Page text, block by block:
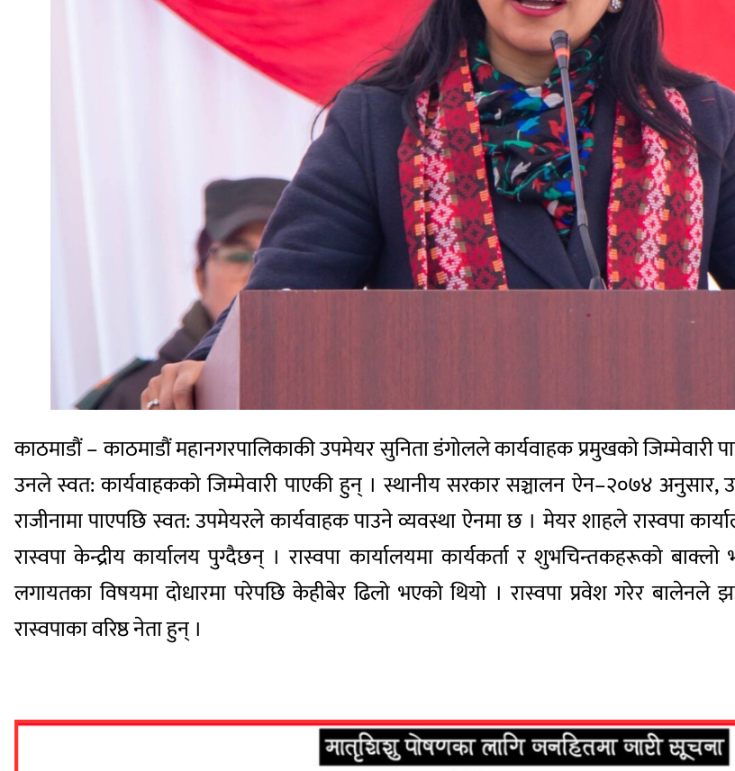
काठमाडौं – काठमाडौं महानगरपालिकाकी उपमेयर सुनिता डंगोलले कार्यवाहक प्रमुखको जिम्मेवारी
उनले स्वत: कार्यवाहकको जिम्मेवारी पाएकी हुन् । स्थानीय सरकार सञ्चालन ऐन–२०७४ अनुसार,
राजीनामा पाएपछि स्वत: उपमेयरले कार्यवाहक पाउने व्यवस्था ऐनमा छ । मेयर शाहले रास्वपा
रास्वपा केन्द्रीय कार्यालय पुग्दैछन् । रास्वपा कार्यालयमा कार्यकर्ता र शुभचिन्तकहरूको
लगायतका विषयमा दोधारमा परेपछि केहीबेर ढिलो भएको थियो । रास्वपा प्रवेश गरेर बालेनले
रास्वपाका वरिष्ठ नेता हुन् ।